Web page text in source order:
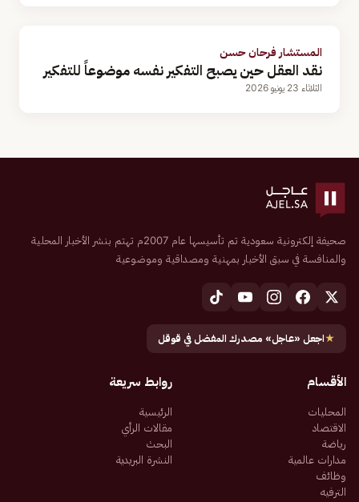
المستشار فرحان حسن
نقد العقل حين يصبح التفكير نفسه موضوعاً للتفكير
الثلاثاء 23 يونيو 2026
صحيفة إلكترونية سعودية تم تأسيسها عام 2007م تهتم بنشر الأخبار المحلية
والمنافسة في سبق الأخبار بمهنية ومصداقية وموضوعية
★اجعل «عاجل» مصدرك المفضل في قوقل
الأقسام
المحليات
الاقتصاد
رياضة
مدارات عالمية
وظائف
الترفيه
روابط سريعة
الرئيسية
مقالات الرأي
البحث
النشرة البريدية